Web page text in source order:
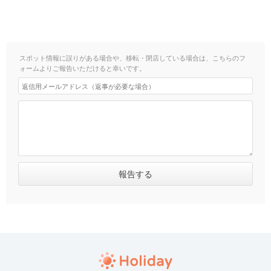
スポット情報に誤りがある場合や、移転・閉店している場合は、こちらのフ
ォームよりご報告いただけると幸いです。